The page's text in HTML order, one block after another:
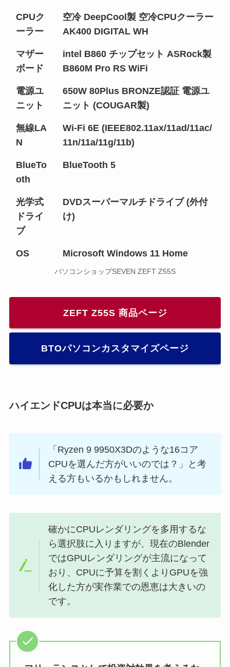
CPUク
ーラー
空冷 DeepCool製 空冷CPUクーラー
AK400 DIGITAL WH
マザー
ボード
intel B860 チップセット ASRock製
B860M Pro RS WiFi
電源ユ
ニット
650W 80Plus BRONZE認証 電源ユ
ニット (COUGAR製)
無線LA
N
Wi-Fi 6E (IEEE802.11ax/11ad/11ac/
11n/11a/11g/11b)
BlueTo
oth
BlueTooth 5
光学式
ドライ
ブ
DVDスーパーマルチドライブ (外付
け)
OS Microsoft Windows 11 Home
パソコンショップSEVEN ZEFT Z55S
ZEFT Z55S 商品ページ
BTOパソコンカスタマイズページ
ハイエンドCPUは本当に必要か
「Ryzen 9 9950X3Dのような16コア
CPUを選んだ方がいいのでは？」と考
える方もいるかもしれません。
確かにCPUレンダリングを多用するな
ら選択肢に入りますが、現在のBlender
ではGPUレンダリングが主流になって
おり、CPUに予算を割くよりGPUを強
化した方が実作業での恩恵は大きいの
です。